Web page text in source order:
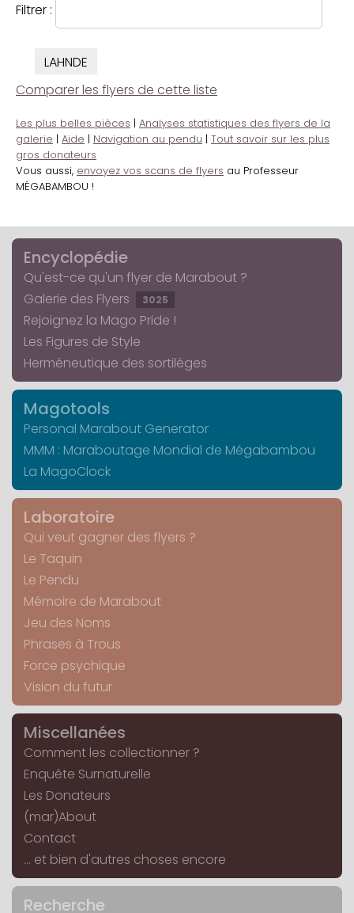
Filtrer :
LAHNDE
Comparer les flyers de cette liste
Les plus belles pièces | Analyses statistiques des flyers de la
galerie | Aide | Navigation au pendu | Tout savoir sur les plus
gros donateurs
Vous aussi, envoyez vos scans de flyers au Professeur
MÉGABAMBOU !
Encyclopédie
Qu'est-ce qu'un flyer de Marabout ?
Galerie des Flyers
3025
Rejoignez la Mago Pride !
Les Figures de Style
Herméneutique des sortilèges
Magotools
Personal Marabout Generator
MMM : Maraboutage Mondial de Mégabambou
La MagoClock
Laboratoire
Qui veut gagner des flyers ?
Le Taquin
Le Pendu
Mémoire de Marabout
Jeu des Noms
Phrases à Trous
Force psychique
Vision du futur
Miscellanées
Comment les collectionner ?
Enquête Surnaturelle
Les Donateurs
(mar)About
Contact
... et bien d'autres choses encore
Recherche